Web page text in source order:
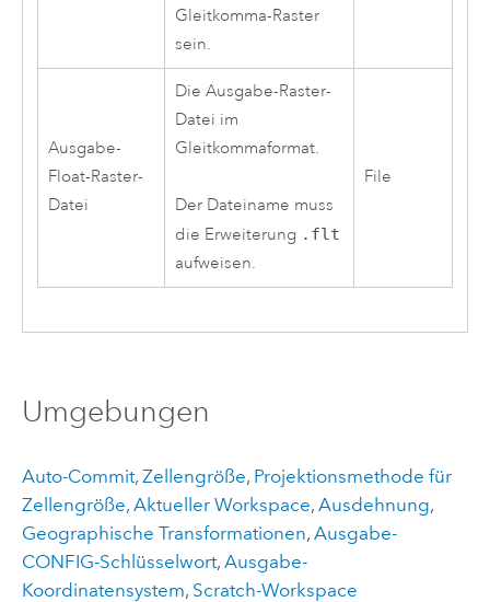
Gleitkomma-Raster
sein.
Ausgabe-
Float-Raster-
Datei
Die Ausgabe-Raster-
Datei im
Gleitkommaformat.
Der Dateiname muss
die Erweiterung .flt
aufweisen.
File
Umgebungen
Auto-Commit, Zellengröße, Projektionsmethode für
Zellengröße, Aktueller Workspace, Ausdehnung,
Geographische Transformationen, Ausgabe-
CONFIG-Schlüsselwort, Ausgabe-
Koordinatensystem, Scratch-Workspace